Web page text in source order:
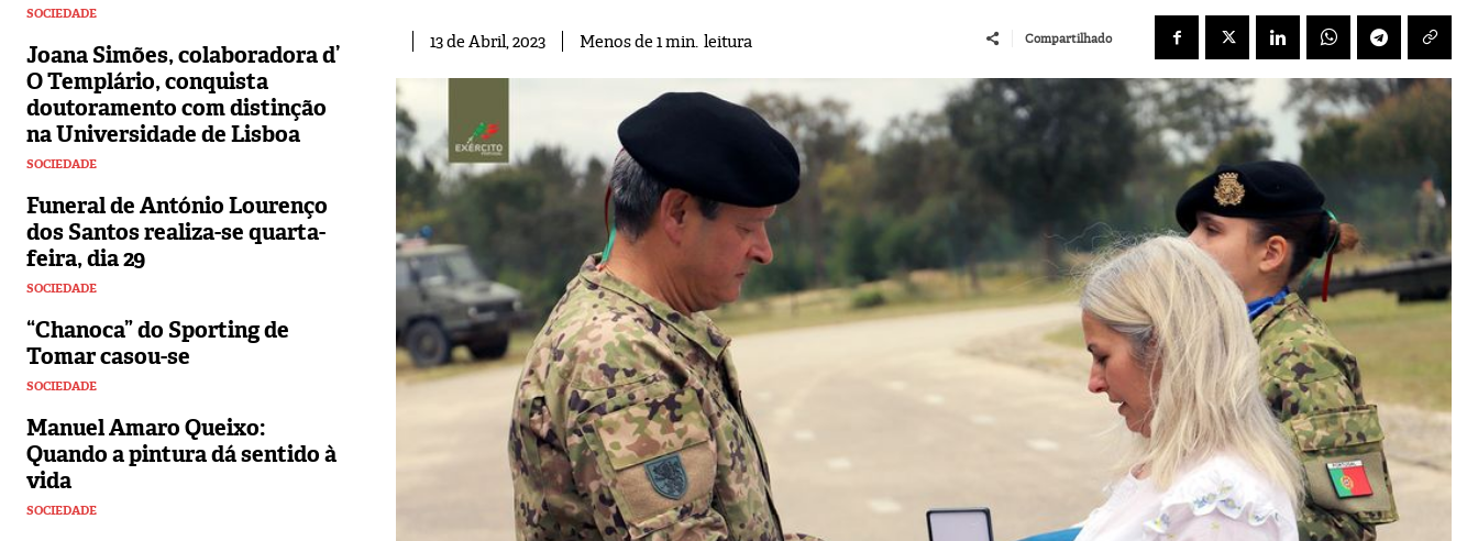
SOCIEDADE
Joana Simões, colaboradora d’
O Templário, conquista
doutoramento com distinção
na Universidade de Lisboa
SOCIEDADE
Funeral de António Lourenço
dos Santos realiza-se quarta-
feira, dia 29
SOCIEDADE
“Chanoca” do Sporting de
Tomar casou-se
SOCIEDADE
Manuel Amaro Queixo:
Quando a pintura dá sentido à
vida
SOCIEDADE
13 de Abril, 2023 Menos de 1min. leitura Compartilhado